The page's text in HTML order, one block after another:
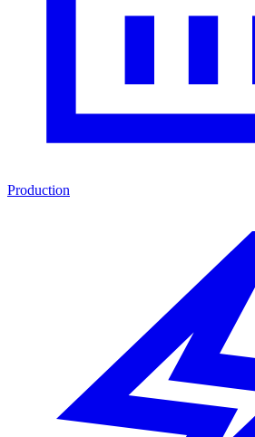
Production